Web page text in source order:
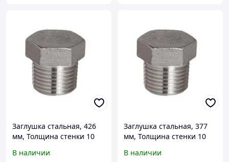
Заглушка стальная, 426
мм, Толщина стенки 10
В наличии
Заглушка стальная, 377
мм, Толщина стенки 10
В наличии